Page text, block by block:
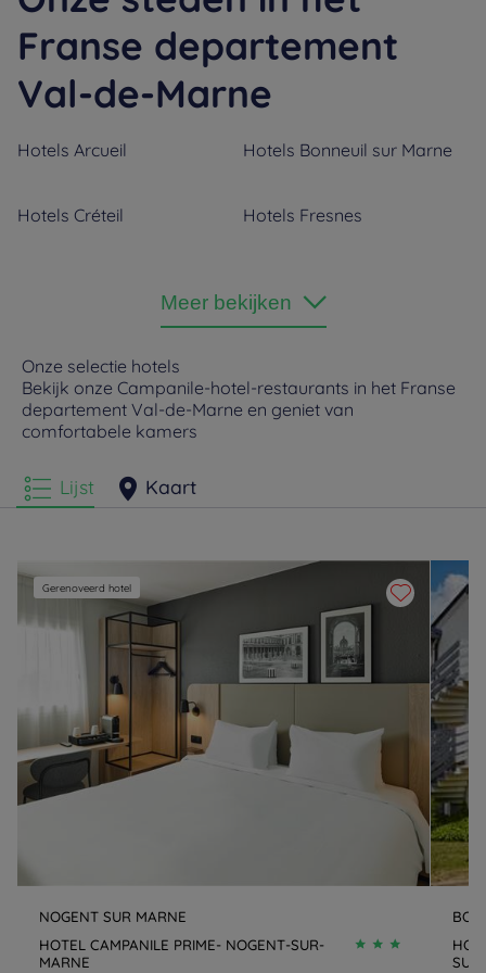
Franse departement
Val-de-Marne
Hotels Arcueil Hotels Bonneuil sur Marne
Hotels Créteil Hotels Fresnes
Hotels Villejuif Hotels Villeneuve Saint
Meer bekijken
Onze selectie hotels
Bekijk onze Campanile-hotel-restaurants in het Franse
departement Val-de-Marne en geniet van
comfortabele kamers
Lijst Kaart
Gerenoveerd hotel
NOGENT SUR MARNE
HOTEL CAMPANILE PRIME- NOGENT-SUR-
MARNE
SUR